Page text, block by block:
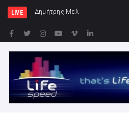
LIVE Δημήτρης Μελίδης: «Ο ΣΥΡΙΖΑ-Π